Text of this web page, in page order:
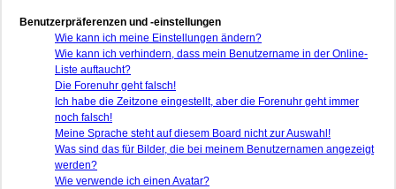
Benutzerpräferenzen und -einstellungen
Wie kann ich meine Einstellungen ändern?
Wie kann ich verhindern, dass mein Benutzername in der Online-
Liste auftaucht?
Die Forenuhr geht falsch!
Ich habe die Zeitzone eingestellt, aber die Forenuhr geht immer
noch falsch!
Meine Sprache steht auf diesem Board nicht zur Auswahl!
Was sind das für Bilder, die bei meinem Benutzernamen angezeigt
werden?
Wie verwende ich einen Avatar?